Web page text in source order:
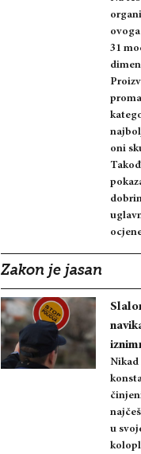
31
oni
Zakon je jasan
Nikad
u